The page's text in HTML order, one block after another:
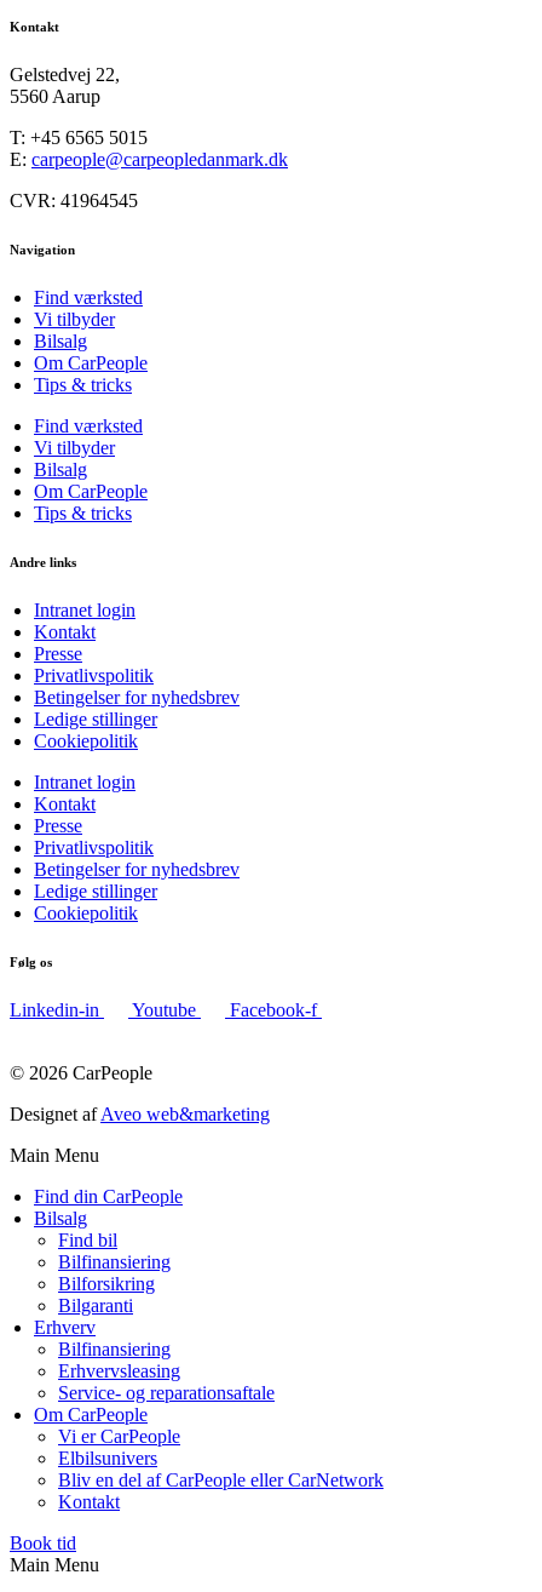
Kontakt
Gelstedvej 22,
5560 Aarup
T: +45 6565 5015
E: carpeople@carpeopledanmark.dk
CVR: 41964545
Navigation
Find værksted
Vi tilbyder
Bilsalg
Om CarPeople
Tips & tricks
Find værksted
Vi tilbyder
Bilsalg
Om CarPeople
Tips & tricks
Andre links
Intranet login
Kontakt
Presse
Privatlivspolitik
Betingelser for nyhedsbrev
Ledige stillinger
Cookiepolitik
Intranet login
Kontakt
Presse
Privatlivspolitik
Betingelser for nyhedsbrev
Ledige stillinger
Cookiepolitik
Følg os
Linkedin-in Youtube Facebook-f
© 2026 CarPeople
Designet afAveo web&marketing
Main Menu
Find din CarPeople
Bilsalg
Find bil
Bilfinansiering
Bilforsikring
Bilgaranti
Erhverv
Bilfinansiering
Erhvervsleasing
Service- og reparationsaftale
Om CarPeople
Vi er CarPeople
Elbilsunivers
Bliv en del af CarPeople eller CarNetwork
Kontakt
Book tid
Main Menu